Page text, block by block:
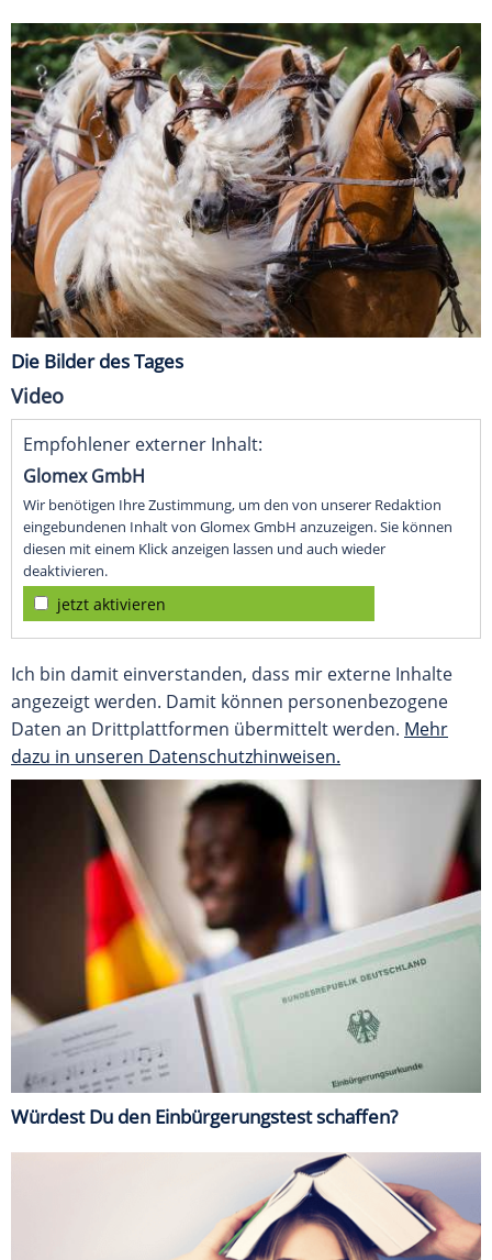
Die Bilder des Tages
Video
Empfohlener externer Inhalt:
Glomex GmbH
Wir benötigen Ihre Zustimmung, um den von unserer Redaktion
eingebundenen Inhalt von Glomex GmbH anzuzeigen. Sie können
diesen mit einem Klick anzeigen lassen und auch wieder
deaktivieren.
jetzt aktivieren
Ich bin damit einverstanden, dass mir externe Inhalte
angezeigt werden. Damit können personenbezogene
Daten an Drittplattformen übermittelt werden. Mehr
dazu in unseren Datenschutzhinweisen.
Würdest Du den Einbürgerungstest schaffen?